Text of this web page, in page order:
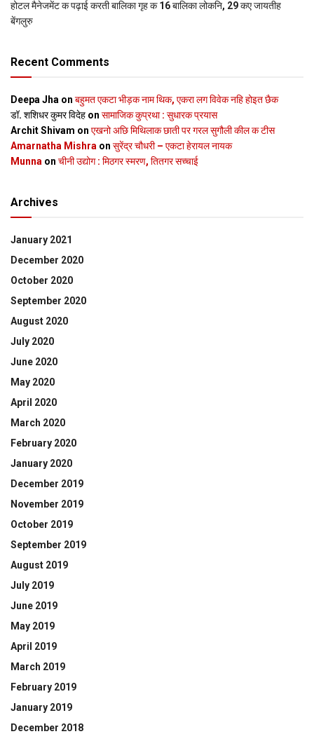
होटल मैनेजमेंट क पढ़ाई करती बालिका गृह क 16 बालिका लोकनि, 29 कए जायतीह
बेंगलुरु
Recent Comments
Deepa Jha on बहुमत एकटा भीड़क नाम थिक, एकरा लग विवेक नहि होइत छैक
डॉ. शशिधर कुमर विदेह on सामाजिक कुप्रथा : सुधारक प्रयास
Archit Shivam on एखनो अछि मिथिलाक छाती पर गरल सुगौली कील क टीस
Amarnatha Mishra on सुरेंद्र चौधरी – एकटा हेरायल नायक
Munna on चीनी उद्योग : मिठगर स्‍मरण, तितगर सच्‍चाई
Archives
January 2021
December 2020
October 2020
September 2020
August 2020
July 2020
June 2020
May 2020
April 2020
March 2020
February 2020
January 2020
December 2019
November 2019
October 2019
September 2019
August 2019
July 2019
June 2019
May 2019
April 2019
March 2019
February 2019
January 2019
December 2018